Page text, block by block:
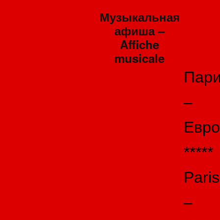
Музыкальная
афиша –
Affiche
musicale
–
*****
Paris
–